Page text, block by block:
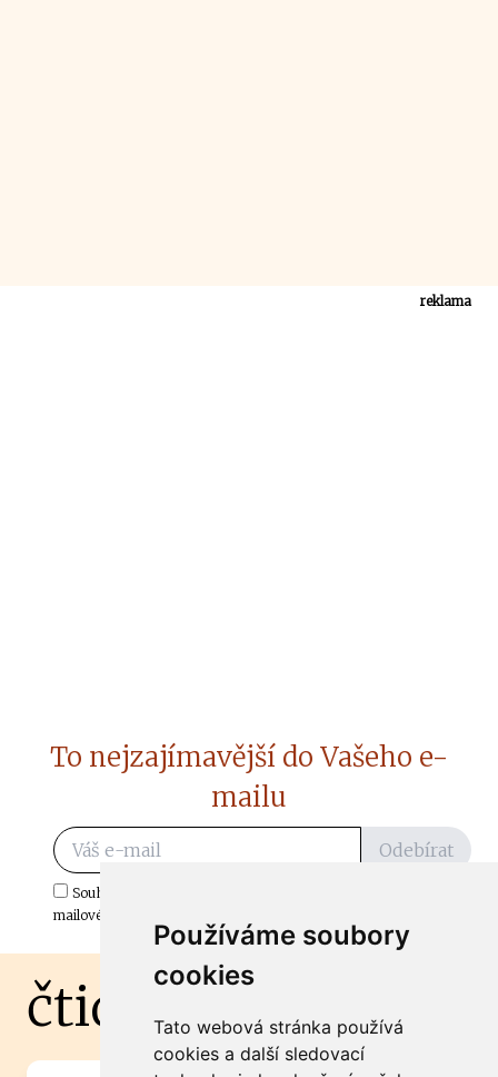
Používáme soubory
cookies
Tato webová stránka používá
cookies a další sledovací
reklama
To nejzajímavější do Vašeho e-
mailu
Odebírat
Souhlasím s odběrem důležitých zpráv ze ČtiDoma.cz do mé e-
mailové schránky.
čtidoma.cz